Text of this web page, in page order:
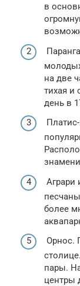
в
на две
тихая и
день в
Аграри
более
Орнос.
пары.
центры